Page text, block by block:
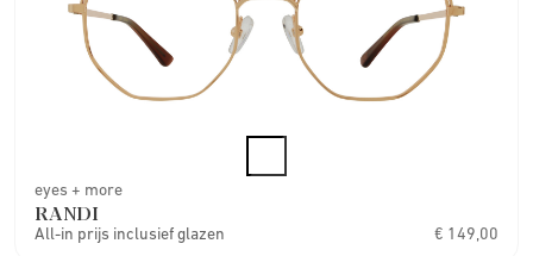
eyes + more
RANDI
All-in prijs inclusief glazen € 149,00